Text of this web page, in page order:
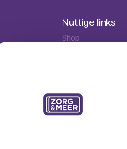
Nuttige links
Shop
Contact